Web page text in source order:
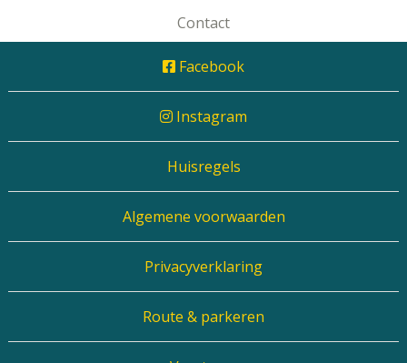
Contact
Facebook
Instagram
Huisregels
Algemene voorwaarden
Privacyverklaring
Route & parkeren